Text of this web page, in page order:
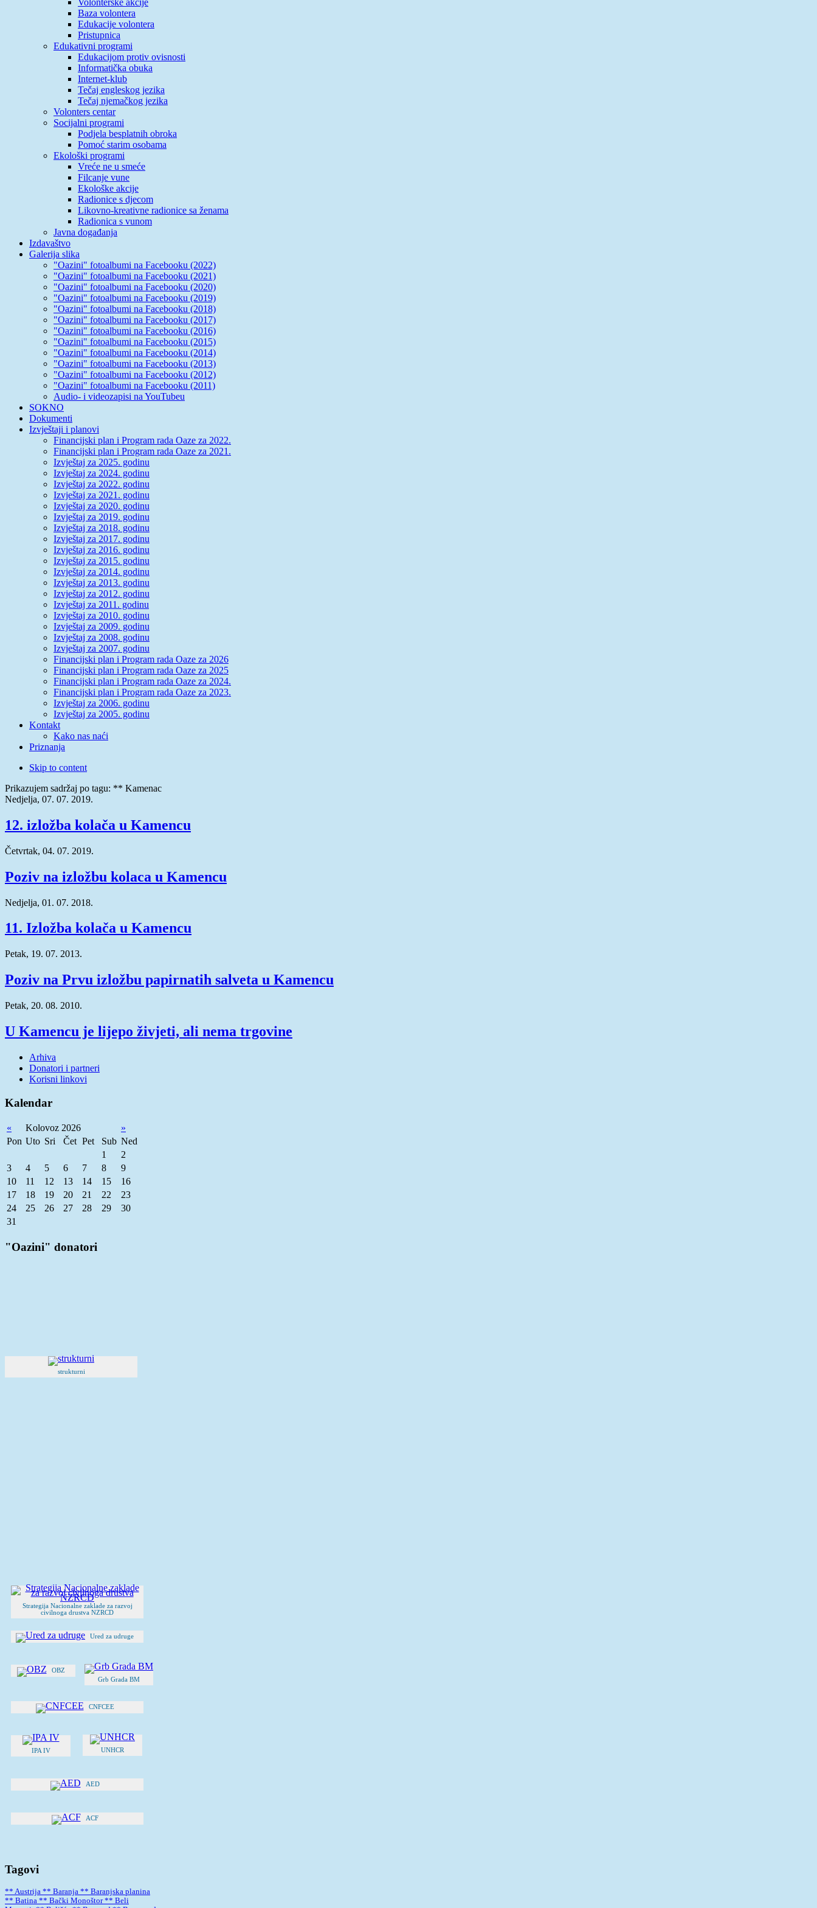
Baza volontera
Edukacije volontera
Pristupnica
Edukativni programi
Edukacijom protiv ovisnosti
Informatička obuka
Internet-klub
Tečaj engleskog jezika
Tečaj njemačkog jezika
Volonters centar
Socijalni programi
Podjela besplatnih obroka
Pomoć starim osobama
Ekološki programi
Vreće ne u smeće
Filcanje vune
Ekološke akcije
Radionice s djecom
Likovno-kreativne radionice sa ženama
Radionica s vunom
Javna događanja
Izdavaštvo
Galerija slika
"Oazini" fotoalbumi na Facebooku (2022)
"Oazini" fotoalbumi na Facebooku (2021)
"Oazini" fotoalbumi na Facebooku (2020)
"Oazini" fotoalbumi na Facebooku (2019)
"Oazini" fotoalbumi na Facebooku (2018)
"Oazini" fotoalbumi na Facebooku (2017)
"Oazini" fotoalbumi na Facebooku (2016)
"Oazini" fotoalbumi na Facebooku (2015)
"Oazini" fotoalbumi na Facebooku (2014)
"Oazini" fotoalbumi na Facebooku (2013)
"Oazini" fotoalbumi na Facebooku (2012)
"Oazini" fotoalbumi na Facebooku (2011)
Audio- i videozapisi na YouTubeu
SOKNO
Dokumenti
Izvještaji i planovi
Financijski plan i Program rada Oaze za 2022.
Financijski plan i Program rada Oaze za 2021.
Izvještaj za 2025. godinu
Izvještaj za 2024. godinu
Izvještaj za 2022. godinu
Izvještaj za 2021. godinu
Izvještaj za 2020. godinu
Izvještaj za 2019. godinu
Izvještaj za 2018. godinu
Izvještaj za 2017. godinu
Izvještaj za 2016. godinu
Izvještaj za 2015. godinu
Izvještaj za 2014. godinu
Izvještaj za 2013. godinu
Izvještaj za 2012. godinu
Izvještaj za 2011. godinu
Izvještaj za 2010. godinu
Izvještaj za 2009. godinu
Izvještaj za 2008. godinu
Izvještaj za 2007. godinu
Financijski plan i Program rada Oaze za 2026
Financijski plan i Program rada Oaze za 2025
Financijski plan i Program rada Oaze za 2024.
Financijski plan i Program rada Oaze za 2023.
Izvještaj za 2006. godinu
Izvještaj za 2005. godinu
Kontakt
Kako nas naći
Priznanja
Skip to content
Prikazujem sadržaj po tagu: ** Kamenac
Nedjelja, 07. 07. 2019.
12. izložba kolača u Kamencu
Četvrtak, 04. 07. 2019.
Poziv na izložbu kolaca u Kamencu
Nedjelja, 01. 07. 2018.
11. Izložba kolača u Kamencu
Petak, 19. 07. 2013.
Poziv na Prvu izložbu papirnatih salveta u Kamencu
Petak, 20. 08. 2010.
U Kamencu je lijepo živjeti, ali nema trgovine
Arhiva
Donatori i partneri
Korisni linkovi
Kalendar
« Kolovoz 2026
»
Pon Uto Sri Čet Pet Sub Ned
1
2
3
4 5 6 7 8
9
10
11 12 13 14 15
16
17
18 19 20 21 22
23
24
25 26 27 28 29
30
31
"Oazini" donatori
strukturni
Strategija Nacionalne zaklade za razvoj
civilnoga drustva NZRCD
Ured za udruge
OBZ
Grb Grada BM
CNFCEE
IPA IV UNHCR
AED
ACF
Tagovi
** Austrija ** Baranja ** Baranjska planina
** Batina ** Bački Monoštor** Beli